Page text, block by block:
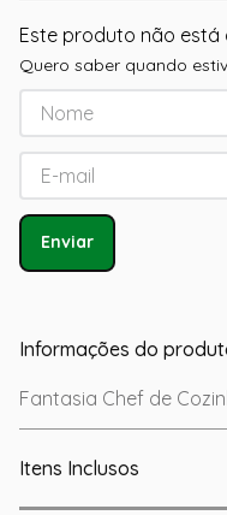
Este produto não está
Quero saber quando
Enviar
Informações do
Fantasia Chef de
Itens Inclusos